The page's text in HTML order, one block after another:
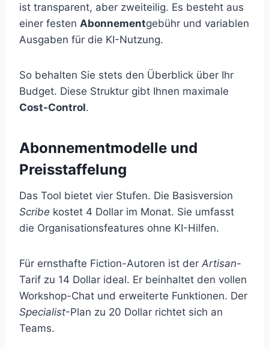
ist transparent, aber zweiteilig. Es besteht aus
einer festen Abonnementgebühr und variablen
Ausgaben für die KI-Nutzung.
So behalten Sie stets den Überblick über Ihr
Budget. Diese Struktur gibt Ihnen maximale
Cost-Control.
Abonnementmodelle und
Preisstaffelung
Das Tool bietet vier Stufen. Die Basisversion
Scribe kostet 4 Dollar im Monat. Sie umfasst
die Organisationsfeatures ohne KI-Hilfen.
Für ernsthafte Fiction-Autoren ist der Artisan-
Tarif zu 14 Dollar ideal. Er beinhaltet den vollen
Workshop-Chat und erweiterte Funktionen. Der
Specialist-Plan zu 20 Dollar richtet sich an
Teams.